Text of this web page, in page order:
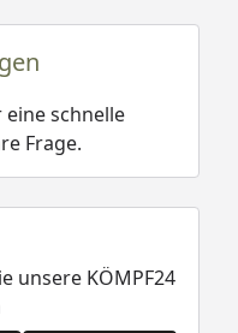
eine schnelle
Frage.
unsere KÖMPF24